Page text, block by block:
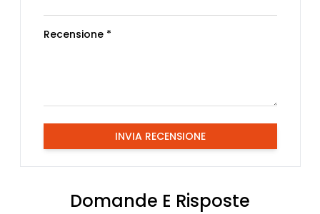
Recensione *
INVIA RECENSIONE
Domande E Risposte